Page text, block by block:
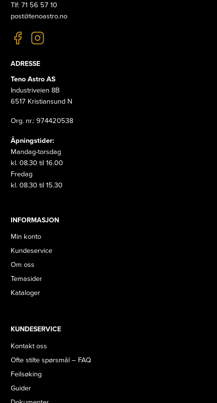
Tlf: 71 56 57 10
post@tenoastro.no
ADRESSE
Teno Astro AS
Industriveien 8B
6517 Kristiansund N
Org. nr.: 974420538
Åpningstider:
Mandag-torsdag
kl. 08.30 til 16.00
Fredag
kl. 08.30 til 15.30
INFORMASJON
Min konto
Kundeservice
Om oss
Temasider
Kataloger
KUNDESERVICE
Kontakt oss
Ofte stilte spørsmål – FAQ
Feilsøking
Guider